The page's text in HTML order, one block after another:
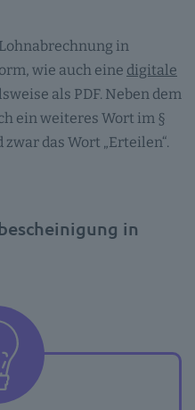
in
wie auch eine digitale
als PDF. Neben dem
ein weiteres Wort im §
das Wort „Erteilen“.
in